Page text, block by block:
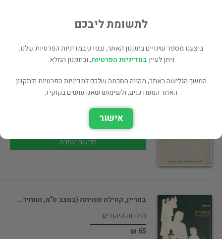
120 ₪
קורות היהודים בספרד המוסלמית / כרכים…
תולדות היהודים
רכישה ישירה
בחריין, קהילה שהיתה (במצב ט"מ, המחיר…
תולדות היהודים
65 ₪
לתשומת ליבכם
ביצענו מספר שינויים בתקנון האתר, ובפרט במדיניות הפרטיות שלנו.
ניתן לעייןבמדיניות הפרטיות, ובתקנון המלא.
המשך הגלישה באתר, מהווה הסכמה שלכם למדיניות הפרטיות ולתקנון
האתר המעודכנים, ולשימוש שאנו עושים בקוקיז.
אישור